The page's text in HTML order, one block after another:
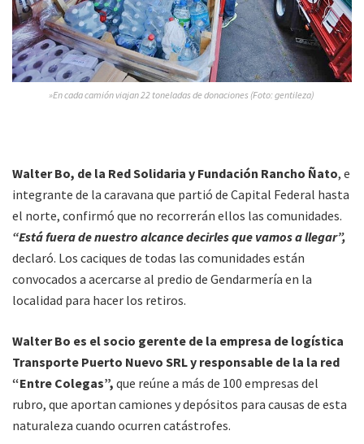
»En cada camión viajan 22 toneladas de donaciones (Foto: gentileza)
Walter Bo, de la Red Solidaria y Fundación Rancho Ñato, e
integrante de la caravana que partió de Capital Federal hasta
el norte, confirmó que no recorrerán ellos las comunidades.
“Está fuera de nuestro alcance decirles que vamos a llegar”,
declaró. Los caciques de todas las comunidades están
convocados a acercarse al predio de Gendarmería en la
localidad para hacer los retiros.
Walter Bo es el socio gerente de la empresa de logística
Transporte Puerto Nuevo SRL y responsable de la la red
“Entre Colegas”, que reúne a más de 100 empresas del
rubro, que aportan camiones y depósitos para causas de esta
naturaleza cuando ocurren catástrofes.